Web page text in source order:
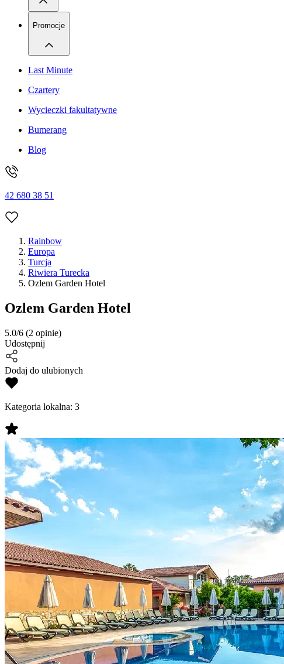
Promocje
Last Minute
Czartery
Wycieczki fakultatywne
Bumerang
Blog
42 680 38 51
Rainbow
Europa
Turcja
Riwiera Turecka
Ozlem Garden Hotel
Ozlem Garden Hotel
5.0/6 (2 opinie)
Udostępnij
Dodaj do ulubionych
Kategoria lokalna: 3